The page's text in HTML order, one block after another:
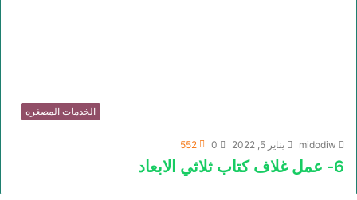
الخدمات المصغره
midodiw يناير 5, 2022 0
552
6- عمل غلاف كتاب ثلاثي الابعاد